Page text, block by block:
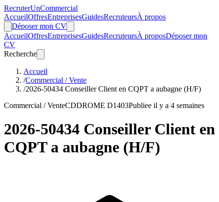
RecruterUnCommercial
AccueilOffresEntreprisesGuidesRecruteursÀ propos
Déposer mon CV
AccueilOffresEntreprisesGuidesRecruteursÀ proposDéposer mon
CV
Recherche
Accueil
/Commercial / Vente
/2026-50434 Conseiller Client en CQPT a aubagne (H/F)
Commercial / VenteCDDROME D1403Publiee il y a 4 semaines
2026-50434 Conseiller Client en
CQPT a aubagne (H/F)